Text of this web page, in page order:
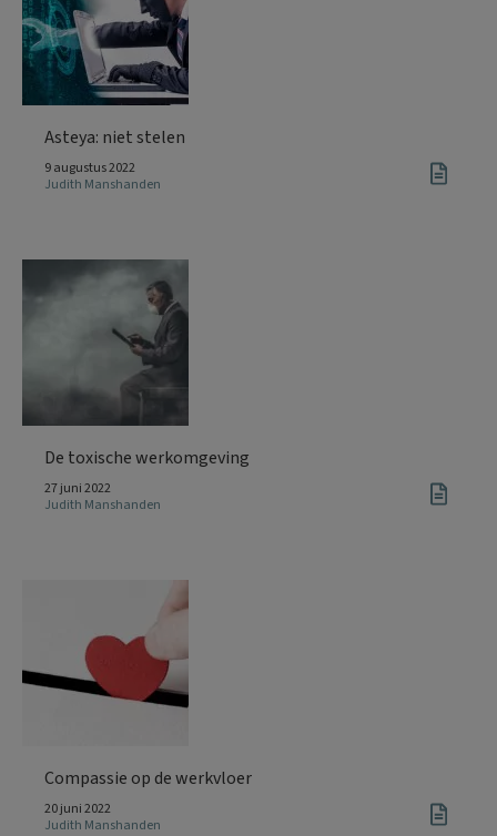
Asteya: niet stelen
9 augustus 2022
Judith Manshanden
De toxische werkomgeving
27 juni 2022
Judith Manshanden
Compassie op de werkvloer
20 juni 2022
Judith Manshanden